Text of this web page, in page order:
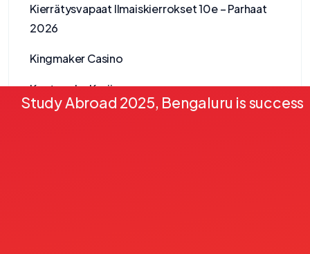
Study Abroad 2025, Bengaluru is
Kierrätysvapaat Ilmaiskierrokset 10e – Parhaat
2026
Kingmaker Casino
Kontovaba Kasiino